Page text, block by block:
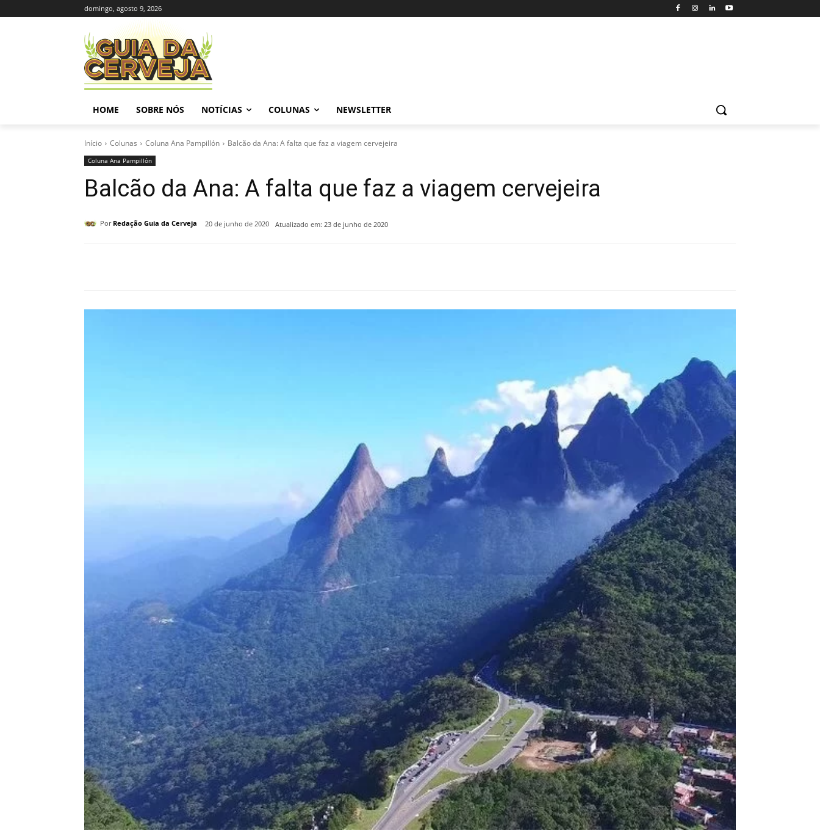
domingo, agosto 9, 2026
HOME SOBRE NÓS NOTÍCIAS COLUNAS NEWSLETTER
Início Colunas Coluna Ana Pampillón Balcão da Ana: A falta que faz a viagem cervejeira
Coluna Ana Pampillón
Balcão da Ana: A falta que faz a viagem cervejeira
Por Redação Guia da Cerveja 20 de junho de 2020 Atualizado em: 23 de junho de 2020